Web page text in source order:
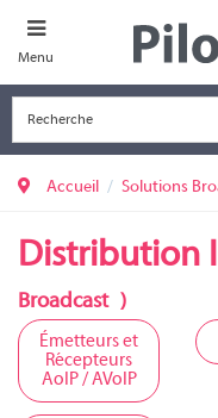
Menu
Accueil Solutions
Distribution
Broadcast )
Émetteurs et
Récepteurs
AoIP / AVoIP